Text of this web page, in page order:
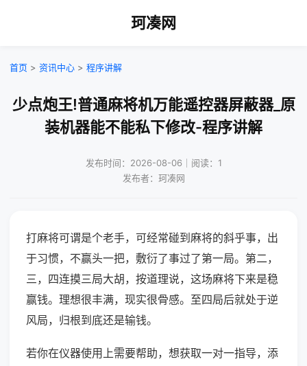
珂凑网
首页 > 资讯中心 > 程序讲解
少点炮王!普通麻将机万能遥控器屏蔽器_原
装机器能不能私下修改-程序讲解
发布时间：2026-08-06｜阅读：1
发布者：珂凑网
打麻将可谓是个老手，可经常碰到麻将的斜乎事，出
于习惯，不赢头一把，敷衍了事过了第一局。第二，
三，四连摸三局大胡，按道理说，这场麻将下来是稳
赢钱。理想很丰满，现实很骨感。至四局后就处于逆
风局，归根到底还是输钱。
若你在仪器使用上需要帮助，想获取一对一指导，添